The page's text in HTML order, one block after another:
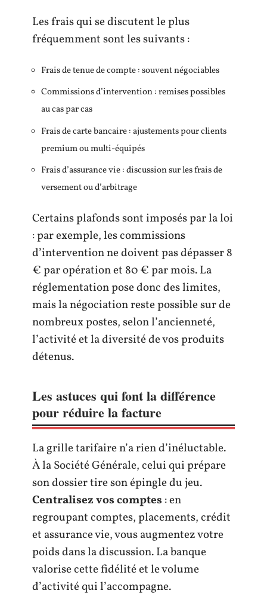
Les frais qui se discutent le plus
fréquemment sont les suivants :
Frais de tenue de compte : souvent négociables
Commissions d’intervention : remises possibles
au cas par cas
Frais de carte bancaire : ajustements pour clients
premium ou multi-équipés
Frais d’assurance vie : discussion sur les frais de
versement ou d’arbitrage
Certains plafonds sont imposés par la loi
: par exemple, les commissions
d’intervention ne doivent pas dépasser 8
€ par opération et 80 € par mois. La
réglementation pose donc des limites,
mais la négociation reste possible sur de
nombreux postes, selon l’ancienneté,
l’activité et la diversité de vos produits
détenus.
Les astuces qui font la différence
pour réduire la facture
La grille tarifaire n’a rien d’inéluctable.
À la Société Générale, celui qui prépare
son dossier tire son épingle du jeu.
Centralisez vos comptes : en
regroupant comptes, placements, crédit
et assurance vie, vous augmentez votre
poids dans la discussion. La banque
valorise cette fidélité et le volume
d’activité qui l’accompagne.